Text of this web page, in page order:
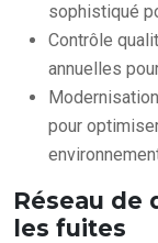
sophistiqué
Contrôle
annuelles
pour
Réseau
les fuites